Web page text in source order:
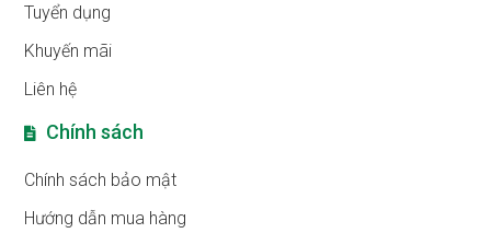
Tuyển dụng
Khuyến mãi
Liên hệ
Chính sách
Chính sách bảo mật
Hướng dẫn mua hàng